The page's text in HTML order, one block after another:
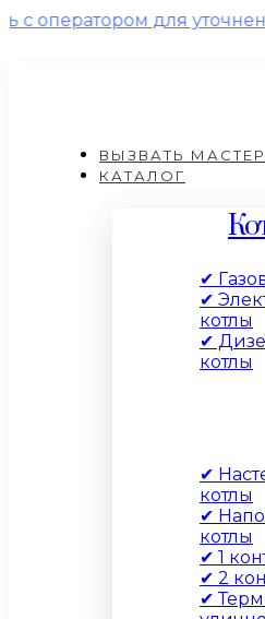
для уточнения
ВЫЗВАТЬ
КАТАЛОГ
✔
✔
котлы
✔
котлы
✔
котлы
✔
котлы
✔ 1
✔ 2
✔